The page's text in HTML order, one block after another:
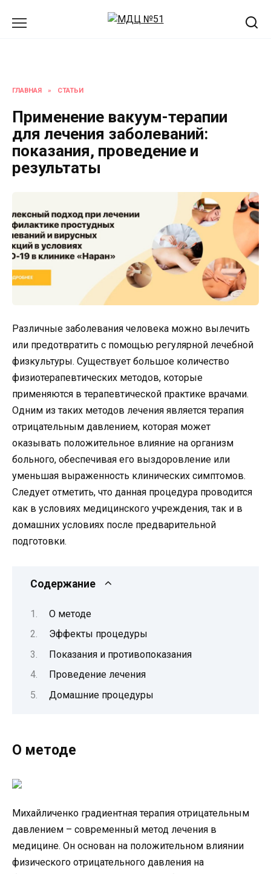
ГЛАВНАЯ » СТАТЬИ
Применение вакуум-терапии
для лечения заболеваний:
показания, проведение и
результаты
Различные заболевания человека можно вылечить
или предотвратить с помощью регулярной лечебной
физкультуры. Существует большое количество
физиотерапевтических методов, которые
применяются в терапевтической практике врачами.
Одним из таких методов лечения является терапия
отрицательным давлением, которая может
оказывать положительное влияние на организм
больного, обеспечивая его выздоровление или
уменьшая выраженность клинических симптомов.
Следует отметить, что данная процедура проводится
как в условиях медицинского учреждения, так и в
домашних условиях после предварительной
подготовки.
Содержание
О методе
Эффекты процедуры
Показания и противопоказания
Проведение лечения
Домашние процедуры
О методе
Михайличенко градиентная терапия отрицательным
давлением – современный метод лечения в
медицине. Он основан на положительном влиянии
физического отрицательного давления на